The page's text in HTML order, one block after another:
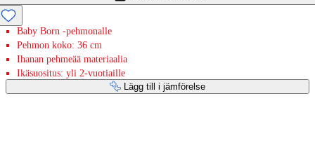
Baby Born -pehmonalle
Pehmon koko: 36 cm
Ihanan pehmeää materiaalia
Ikäsuositus: yli 2-vuotiaille
Lägg till i jämförelse